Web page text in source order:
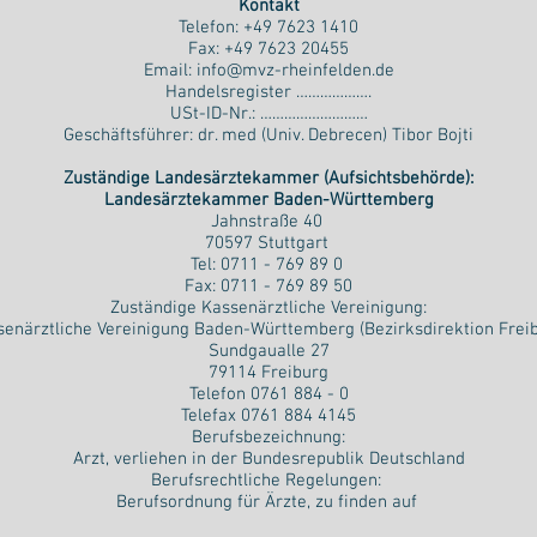
Kontakt
Telefon: +49 7623 1410
Fax: +49 7623 20455
Email: info@mvz-rheinfelden.de
​Handelsregister ……………….
USt-ID-Nr.: ………………………
Geschäftsführer: dr. med (Univ. Debrecen) Tibor Bojti
Zuständige Landesärztekammer (Aufsichtsbehörde):
Landesärztekammer Baden-Württemberg
Jahnstraße 40
70597 Stuttgart
Tel: 0711 - 769 89 0
Fax: 0711 - 769 89 50
Zuständige Kassenärztliche Vereinigung:
Vereinigung Baden-Württemberg (Bezirksdirektion
Sundgaualle 27
79114 Freiburg
Telefon 0761 884 - 0
Telefax 0761 884 4145
Berufsbezeichnung:
Arzt, verliehen in der Bundesrepublik Deutschland
​Berufsrechtliche Regelungen:
Berufsordnung für Ärzte, zu finden auf